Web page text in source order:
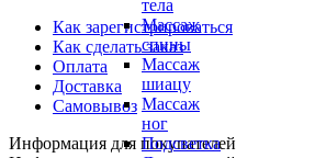
тела
Массаж
спины
Массаж
шиацу
Массаж
ног
Подсветка
Как зарегистрироваться
Как сделать заказ
Оплата
Доставка
Самовывоз
Информация для покупателей